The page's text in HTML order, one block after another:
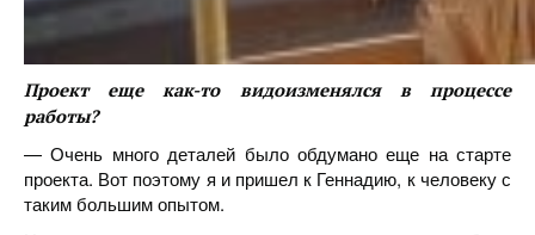
Проект еще как-то видоизменялся в процессе
работы?
— Очень много деталей было обдумано еще на старте
проекта. Вот поэтому я и пришел к Геннадию, к человеку с
таким большим опытом.